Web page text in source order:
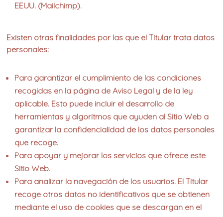
EEUU. (Mailchimp).
Existen otras finalidades por las que el Titular trata datos
personales:
Para garantizar el cumplimiento de las condiciones
recogidas en la página de Aviso Legal y de la ley
aplicable. Esto puede incluir el desarrollo de
herramientas y algoritmos que ayuden al Sitio Web a
garantizar la confidencialidad de los datos personales
que recoge.
Para apoyar y mejorar los servicios que ofrece este
Sitio Web.
Para analizar la navegación de los usuarios. El Titular
recoge otros datos no identificativos que se obtienen
mediante el uso de cookies que se descargan en el